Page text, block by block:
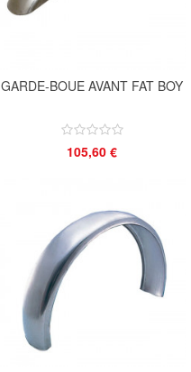
GARDE-BOUE AVANT FAT BOY
105,60 €